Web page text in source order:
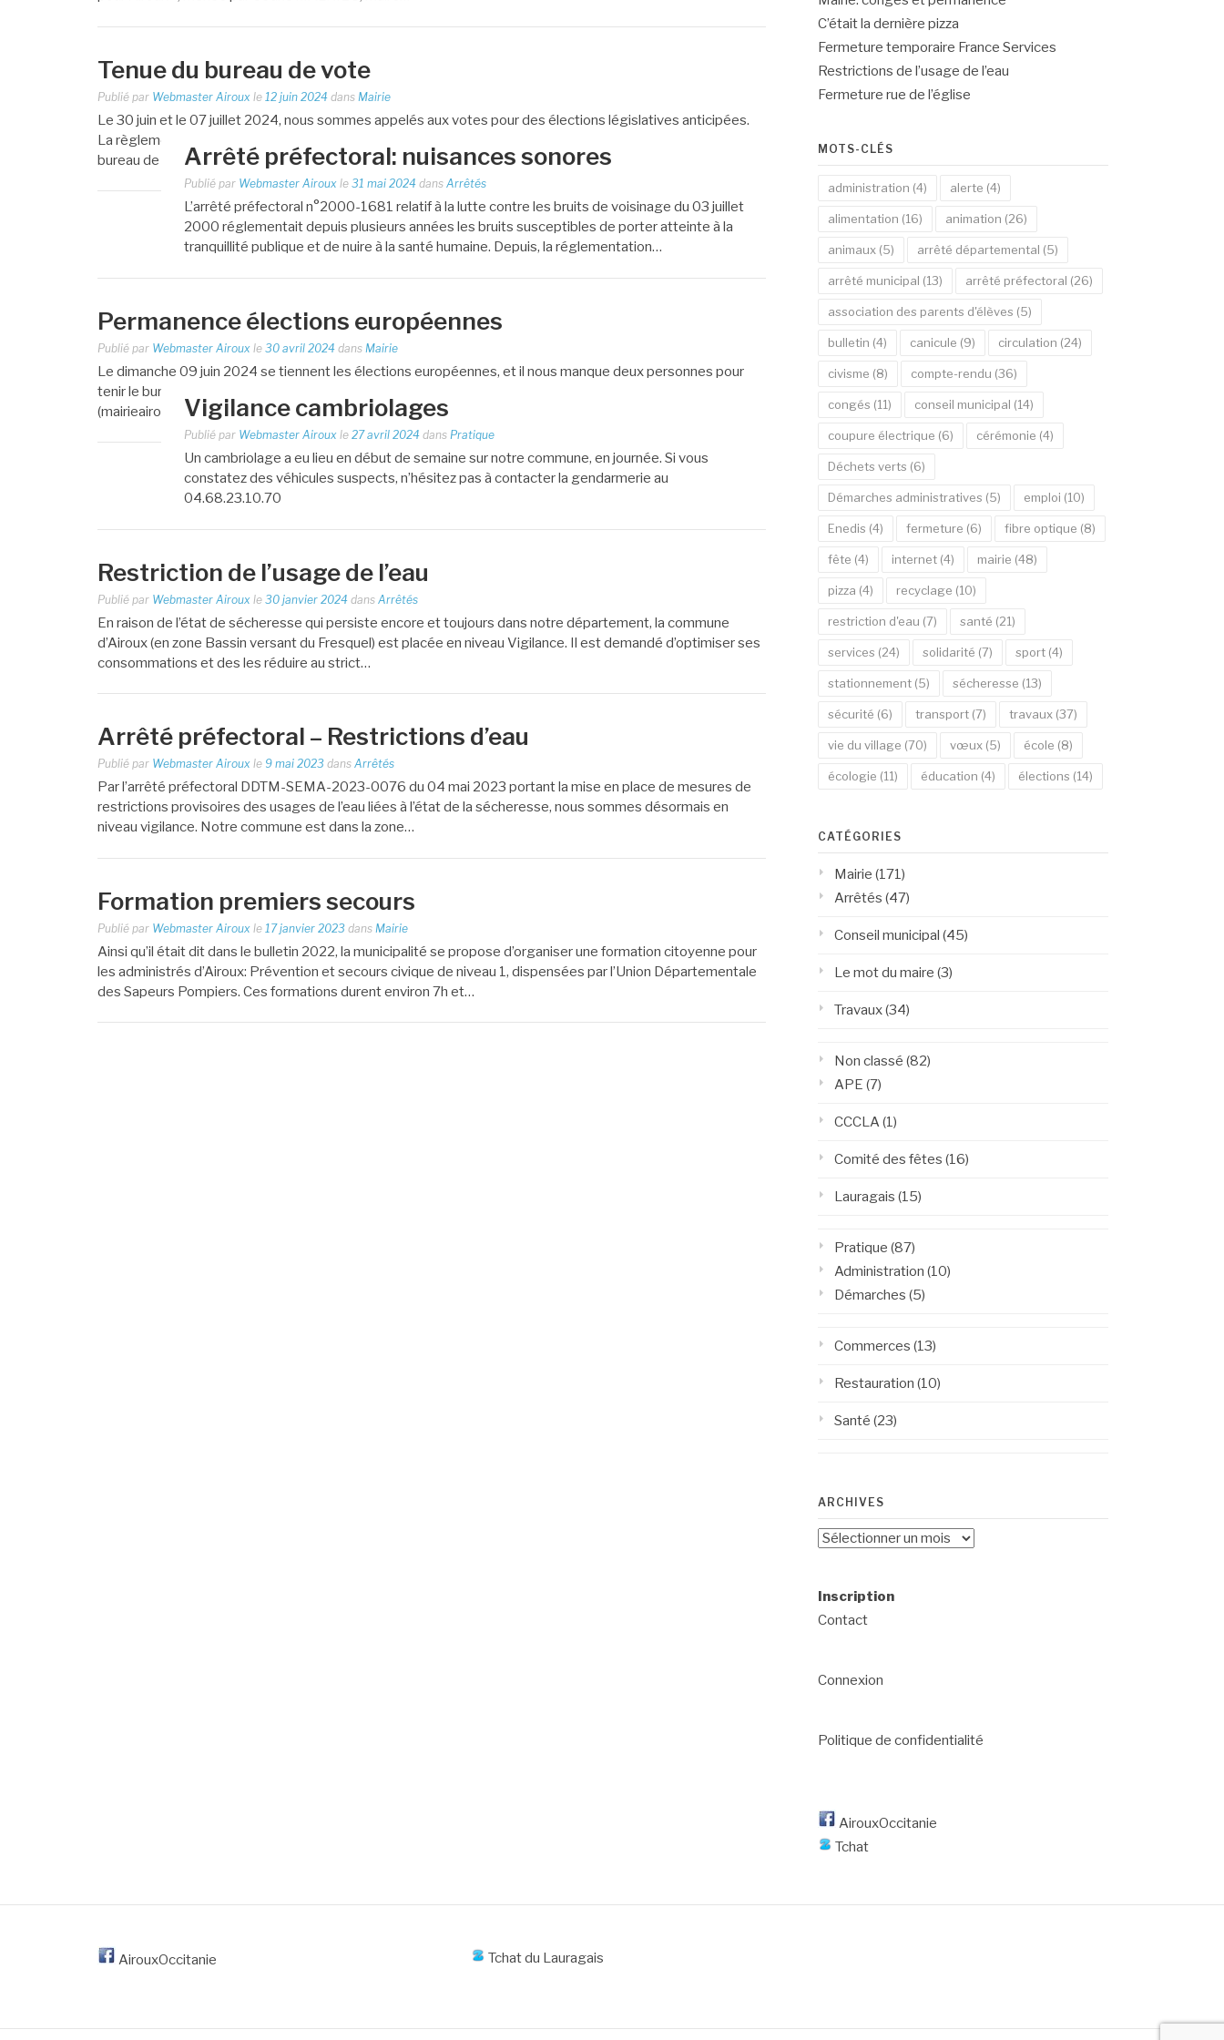
Tenue du bureau de vote
Publié par Webmaster Airoux le 12 juin 2024 dans Mairie
Le 30 juin et le 07 juillet 2024, nous sommes appelés aux votes pour des élections législatives anticipées.
La règlementation électorale française exige la présence de quatre personnes pour assurer la tenue du
bureau de vote. Les conseillers municipaux assurent…
Arrêté préfectoral: nuisances sonores
Publié par Webmaster Airoux le31 mai 2024 dansArrêtés
L’arrêté préfectoral n°2000-1681 relatif à la lutte contre les bruits de voisinage du 03 juillet
2000 réglementait depuis plusieurs années les bruits susceptibles de porter atteinte à la
tranquillité publique et de nuire à la santé humaine. Depuis, la réglementation…
Permanence élections européennes
Publié par Webmaster Airoux le30 avril 2024 dans Mairie
Le dimanche 09 juin 2024 se tiennent les élections européennes, et il nous manque deux personnes pour
tenir le bureau de vote : Si vous êtes disponible ce jour là, merci de le faire savoir à la mairie
(mairieairoux@orange.fr) avec…
Vigilance cambriolages
Publié par Webmaster Airoux le27 avril 2024 dansPratique
Un cambriolage a eu lieu en début de semaine sur notre commune, en journée. Si vous
constatez des véhicules suspects, n’hésitez pas à contacter la gendarmerie au
04.68.23.10.70
Restriction de l’usage de l’eau
Publié par Webmaster Airoux le30 janvier 2024 dansArrêtés
En raison de l’état de sécheresse qui persiste encore et toujours dans notre département, la commune
d’Airoux (en zone Bassin versant du Fresquel) est placée en niveau Vigilance. Il est demandé d’optimiser ses
consommations et des les réduire au strict…
Arrêté préfectoral – Restrictions d’eau
Publié par Webmaster Airoux le 9 mai 2023 dansArrêtés
Par l’arrêté préfectoral DDTM-SEMA-2023-0076 du 04 mai 2023 portant la mise en place de mesures de
restrictions provisoires des usages de l’eau liées à l’état de la sécheresse, nous sommes désormais en
niveau vigilance. Notre commune est dans la zone…
Formation premiers secours
Publié par Webmaster Airoux le 17 janvier 2023 dans Mairie
Ainsi qu’il était dit dans le bulletin 2022, la municipalité se propose d’organiser une formation citoyenne pour
les administrés d’Airoux: Prévention et secours civique de niveau 1, dispensées par l’Union Départementale
des Sapeurs Pompiers. Ces formations durent environ 7h et…
C’était la dernière pizza
Fermeture temporaire France Services
Restrictions de l’usage de l’eau
Fermeture rue de l’église
MOTS-CLÉS
administration (4) alerte (4)
alimentation (16) animation (26)
animaux(5) arrêté départemental (5)
arrêté municipal (13) arrêté préfectoral (26)
association des parents d'élèves (5)
bulletin (4) canicule (9) circulation (24)
civisme (8) compte-rendu (36)
congés (11) conseil municipal (14)
coupure électrique (6) cérémonie (4)
Déchets verts (6)
Démarches administratives (5) emploi (10)
Enedis (4) fermeture (6) fibre optique (8)
fête (4) internet(4) mairie (48)
pizza (4) recyclage (10)
restriction d'eau (7) santé (21)
services (24) solidarité (7) sport(4)
stationnement(5) sécheresse (13)
sécurité (6) transport(7) travaux(37)
vie du village (70) vœux(5) école (8)
écologie (11) éducation (4) élections (14)
CATÉGORIES
Mairie (171)
Arrêtés (47)
Conseil municipal (45)
Le mot du maire (3)
Travaux(34)
Non classé (82)
APE (7)
CCCLA(1)
Comité des fêtes (16)
Lauragais (15)
Pratique (87)
Administration (10)
Démarches (5)
Commerces (13)
Restauration (10)
Santé (23)
ARCHIVES
Archives
Inscription
Contact
Connexion
Politique de confidentialité
AirouxOccitanie
Tchat
AirouxOccitanie Tchat du Lauragais